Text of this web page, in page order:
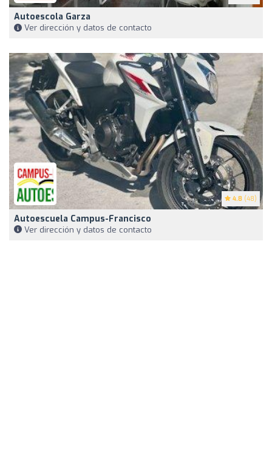
Autoescola Garza
Ver dirección y datos de contacto
4.8 (48)
Autoescuela Campus-Francisco
Ver dirección y datos de contacto